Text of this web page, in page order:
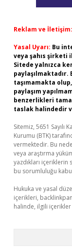
Reklam ve İletişim:
Yasal Uyarı: Bu
veya şahıs şirketi
Sitede yalnızca
taşımamakta
paylaşım
benzerlikleri
taslak halindedir
Sitemiz, 5651 Sayılı
Kurumu (BTK)
vermektedir. Bu
veya araştırma
yazdıkları
bu sorumluluğu
Hukuka ve yasal
içerikleri,
halinde, ilgili içerikler